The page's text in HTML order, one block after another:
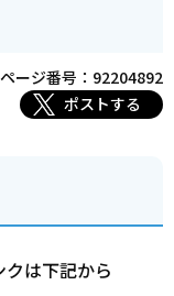
ページ番号：92204892
ポストする
クは下記から